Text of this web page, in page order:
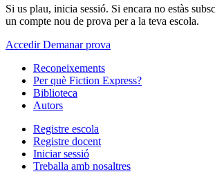
Si us plau, inicia sessió. Si encara no estàs
un compte nou de prova per a la teva escola.
AccedirDemanar prova
Reconeixements
Per què Fiction Express?
Biblioteca
Autors
Registre escola
Registre docent
Iniciar sessió
Treballa amb nosaltres